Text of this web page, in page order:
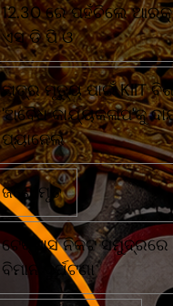
12.30 ରେ ପହଁଚିଲେ
ଏସ ଡି ପି ଓ
ଛାତ୍ର ମୃତ୍ୟୁ ପାଇଁ KIIT
'ଅବୈଧ କାର୍ଯ୍ୟକଳାପ'କୁ
ପ୍ୟାନେଲ
ଜଣେ ମୃତ
ଟେକ୍ସାସ ନିକଟ ସମୁଦ୍ରରେ
ବିମାନ ଦୁର୍ଘଟଣା